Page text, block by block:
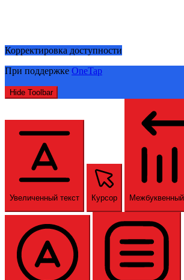
Корректировка доступности
При поддержке OneTap
Hide Toolbar
Увеличенный текст Курсор